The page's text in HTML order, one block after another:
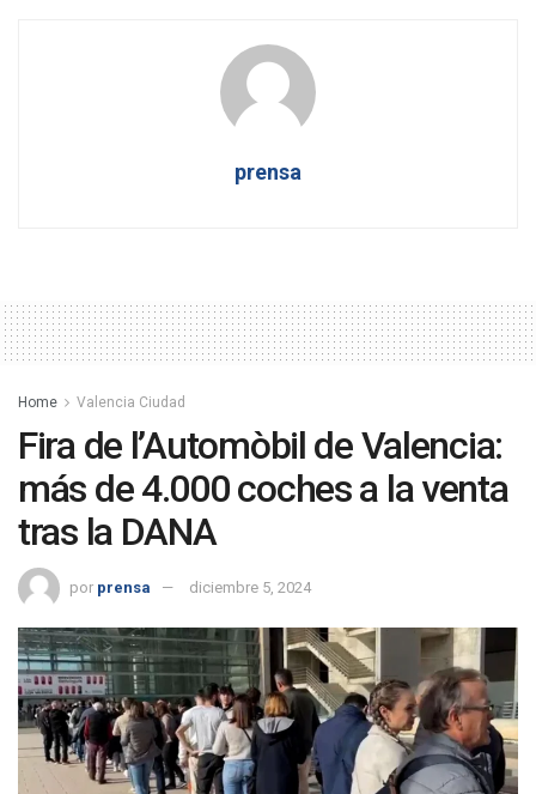
prensa
Home Valencia Ciudad
Fira de l’Automòbil de Valencia:
más de 4.000 coches a la venta
tras la DANA
por prensa diciembre 5, 2024